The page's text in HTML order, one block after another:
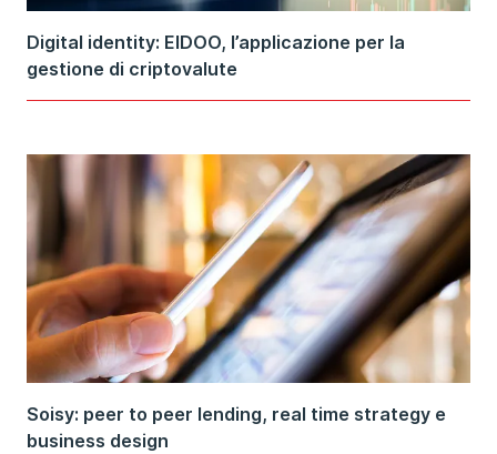
Digital identity: EIDOO, l’applicazione per la
gestione di criptovalute
Soisy: peer to peer lending, real time strategy e
business design